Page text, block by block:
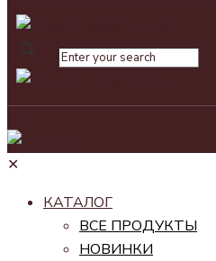
✕
КАТАЛОГ
ВСЕ ПРОДУКТЫ
НОВИНКИ